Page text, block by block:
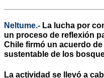
Neltume.- La lucha por
un proceso de reflexión
Chile firmó un acuerdo
sustentable de los
La actividad se llevó a